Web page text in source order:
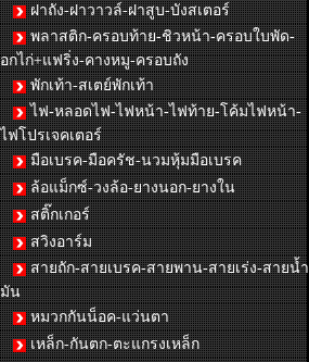
ฝาถัง-ฝาวาวล์-ฝาสูบ-บังสเตอร์
พลาสติก-ครอบท้าย-ชิวหน้า-ครอบใบพัด-
อกไก่+แฟริ่ง-คางหมู-ครอบถัง
พักเท้า-สเตย์พักเท้า
ไฟ-หลอดไฟ-ไฟหน้า-ไฟท้าย-โค้มไฟหน้า-
ไฟโปรเจคเตอร์
มือเบรค-มือครัช-นวมหุ้มมือเบรค
ล้อแม็กซ์-วงล้อ-ยางนอก-ยางใน
สติ๊กเกอร์
สวิงอาร์ม
สายถัก-สายเบรค-สายพาน-สายเร่ง-สายน้ำ
มัน
หมวกกันน็อค-แว่นตา
เหล็ก-กันตก-ตะแกรงเหล็ก